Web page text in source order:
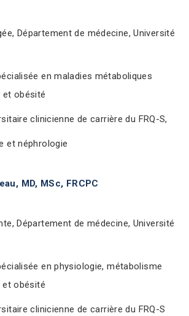
Département de médecine, Université
en maladies métaboliques
et obésité
clinicienne de carrière du FRQ-S,
et néphrologie
MD, MSc, FRCPC
Département de médecine, Université
en physiologie, métabolisme
et obésité
clinicienne de carrière du FRQ-S